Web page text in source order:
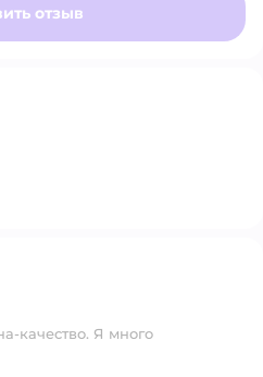
отзыв
качество. Я много